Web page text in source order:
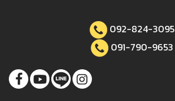
092-824-3095
091-790-9653